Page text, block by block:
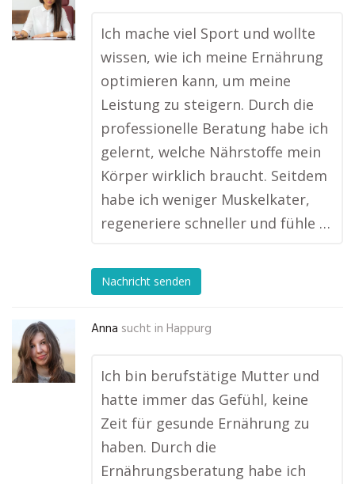
Ich mache viel Sport und wollte
wissen, wie ich meine Ernährung
optimieren kann, um meine
Leistung zu steigern. Durch die
professionelle Beratung habe ich
gelernt, welche Nährstoffe mein
Körper wirklich braucht. Seitdem
habe ich weniger Muskelkater,
regeneriere schneller und fühle …
Nachricht senden
Anna sucht in Happurg
Ich bin berufstätige Mutter und
hatte immer das Gefühl, keine
Zeit für gesunde Ernährung zu
haben. Durch die
Ernährungsberatung habe ich